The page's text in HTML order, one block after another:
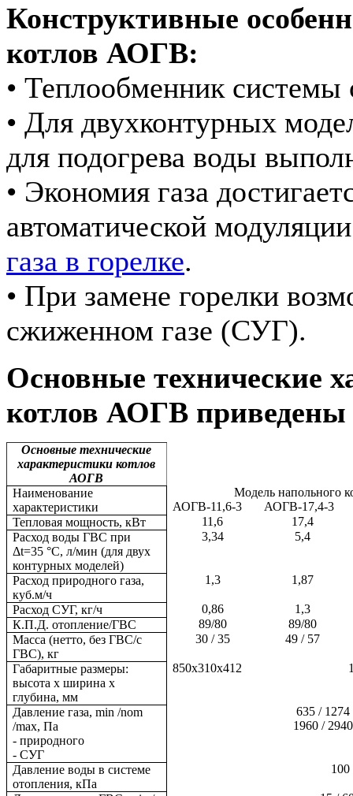
Конструктивные
котлов АОГВ:
• Теплообменник системы
• Для двухконтурных
для подогрева воды
• Экономия газа
автоматической
газа в горелке.
• При замене горелки
сжиженном газе (СУГ).
Основные технические
котлов АОГВ приведены
Основные технические
характеристики котлов
АОГВ
Наименование
характеристики
Модель напольного
АОГВ-11,6-3
АОГВ-17,4-3
Тепловая мощность, кВт
11,6
17,4
Расход воды ГВС при
Δt=35 °C, л/мин (для двух
контурных моделей)
3,34 5,4
Расход природного газа,
куб.м/ч
1,3 1,87
Расход СУГ, кг/ч 0,86
1,3
К.П.Д. отопление/ГВС
89/80
89/80
Масса (нетто, без ГВС/с
ГВС), кг
30 / 35 49 / 57
Габаритные размеры:
высота x ширина х
глубина, мм
850x310x412
Давление газа, min /nom
/max, Па
- природного
- СУГ
635 / 1274
1960 /
Давление воды в системе
отопления, кПа
100